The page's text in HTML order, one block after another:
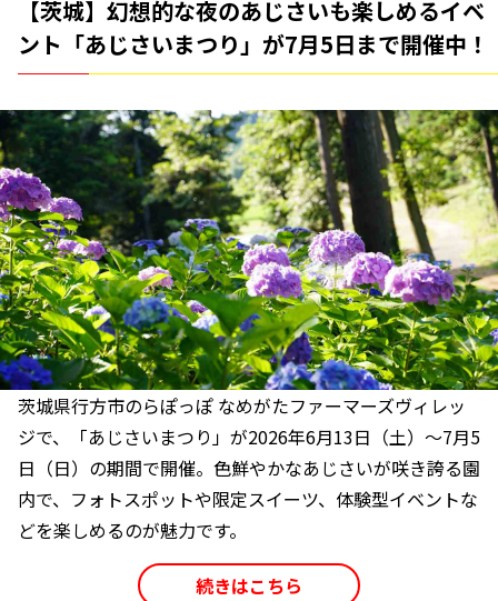
【茨城】幻想的な夜のあじさいも楽しめるイベ
ント「あじさいまつり」が7月5日まで開催中！
茨城県行方市のらぽっぽ なめがたファーマーズヴィレッ
ジで、「あじさいまつり」が2026年6月13日（土）～7月5
日（日）の期間で開催。色鮮やかなあじさいが咲き誇る園
内で、フォトスポットや限定スイーツ、体験型イベントな
どを楽しめるのが魅力です。
続きはこちら